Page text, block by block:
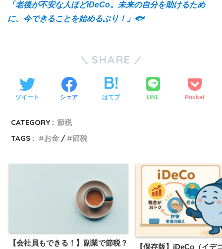
「老後が不安な人ほどiDeCo。未来の自分を助けるため
に、今できることを始めるぶり！」🐟
SHARE
ツイート シェア はてブ LINE Pocket
CATEGORY : 節税
TAGS :
お金 節税
【会社員もできる！】副業で節税？ 【保存版】iDeCo（イデ